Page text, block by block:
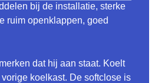
bij de installatie, sterke
ruim openklappen, goed
dat hij aan staat. Koelt
koelkast. De softclose is